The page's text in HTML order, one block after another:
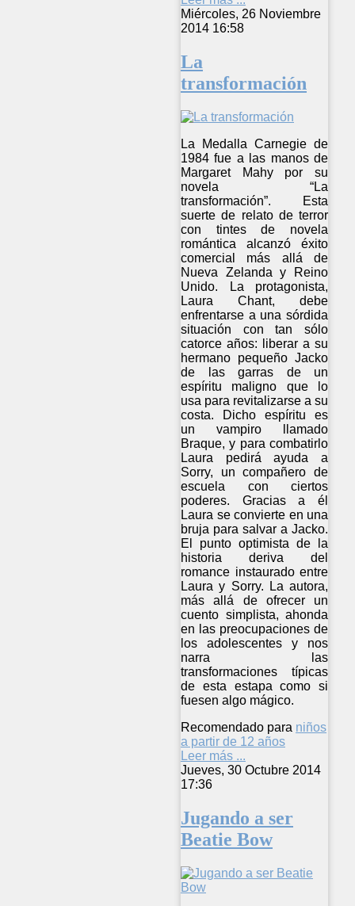
Miércoles, 26 Noviembre
2014 16:58
La
transformación
La Medalla Carnegie de
1984 fue a las manos de
Margaret Mahy por su
novela “La
transformación”. Esta
suerte de relato de terror
con tintes de novela
romántica alcanzó éxito
comercial más allá de
Nueva Zelanda y Reino
Unido. La protagonista,
Laura Chant, debe
enfrentarse a una sórdida
situación con tan sólo
catorce años: liberar a su
hermano pequeño Jacko
de las garras de un
espíritu maligno que lo
usa para revitalizarse a su
costa. Dicho espíritu es
un vampiro llamado
Braque, y para combatirlo
Laura pedirá ayuda a
Sorry, un compañero de
escuela con ciertos
poderes. Gracias a él
Laura se convierte en una
bruja para salvar a Jacko.
El punto optimista de la
historia deriva del
romance instaurado entre
Laura y Sorry. La autora,
más allá de ofrecer un
cuento simplista, ahonda
en las preocupaciones de
los adolescentes y nos
narra las
transformaciones típicas
de esta estapa como si
fuesen algo mágico.
Recomendado para niños
a partir de 12 años
Leer más ...
Jueves, 30 Octubre 2014
17:36
Jugando a ser
Beatie Bow